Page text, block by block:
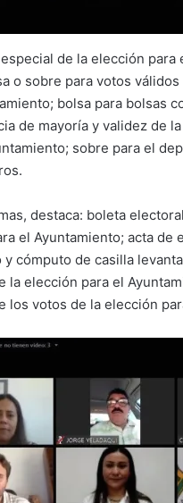
de la elección
o sobre para votos
bolsa para bolsas
de mayoría y validez de
sobre para el
destaca: boleta
el Ayuntamiento; acta
cómputo de casilla
la elección para el
los votos de la elección